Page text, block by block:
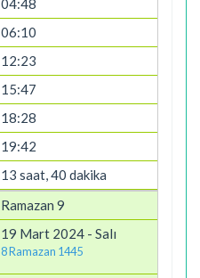
04:48
06:10
12:23
15:47
18:28
19:42
13 saat, 40 dakika
Ramazan 9
19 Mart 2024 - Salı
8 Ramazan 1445